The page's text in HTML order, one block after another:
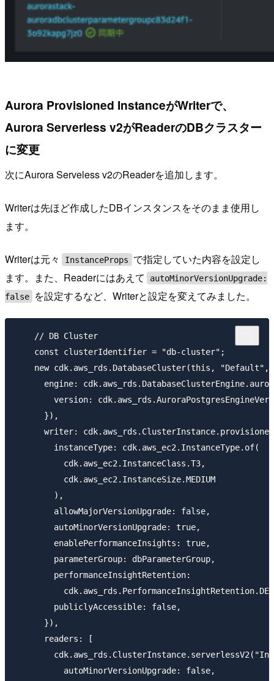
Aurora Provisioned InstanceがWriterで、
Aurora Serverless v2がReaderのDBクラスター
に変更
次にAurora Serveless v2のReaderを追加します。
Writerは先ほど作成したDBインスタンスをそのまま使用し
ます。
Writerは元々 InstanceProps
で指定していた内容を設定し
ます。また、Readerにはあえて
autoMinorVersionUpgrade:
false
を設定するなど、Writerと設定を変えてみました。
    // DB Cluster
    const clusterIdentifier = "db-cluster";
new cdk.aws_rds.DatabaseCluster(this, "Default",
engine:
version:
      }),
writer:
        instanceType: cdk.aws_ec2.InstanceType.of(
          cdk.aws_ec2.InstanceClass.T3,
          cdk.aws_ec2.InstanceSize.MEDIUM
        ),
        allowMajorVersionUpgrade: false,
        autoMinorVersionUpgrade: true,
        enablePerformanceInsights: true,
        parameterGroup: dbParameterGroup,
        performanceInsightRetention:
        publiclyAccessible: false,
      }),
      readers: [
          autoMinorVersionUpgrade: false,